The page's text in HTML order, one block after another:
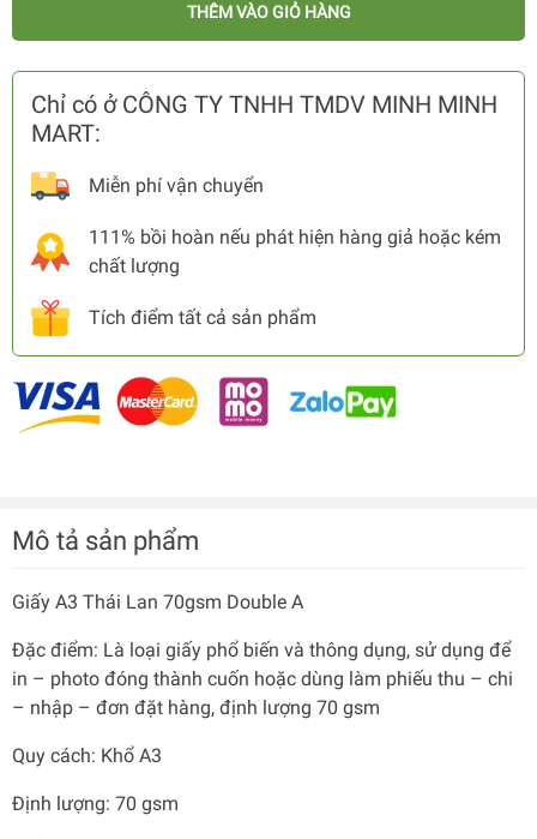
THÊM VÀO GIỎ HÀNG
Chỉ có ở CÔNG TY TNHH TMDV MINH MINH
MART:
Miễn phí vận chuyển
111% bồi hoàn nếu phát hiện hàng giả hoặc kém
chất lượng
Tích điểm tất cả sản phẩm
Mô tả sản phẩm
Giấy A3 Thái Lan 70gsm Double A
Đặc điểm: Là loại giấy phổ biến và thông dụng, sử dụng để
in – photo đóng thành cuốn hoặc dùng làm phiếu thu – chi
– nhập – đơn đặt hàng, định lượng 70 gsm
Quy cách: Khổ A3
Định lượng: 70 gsm